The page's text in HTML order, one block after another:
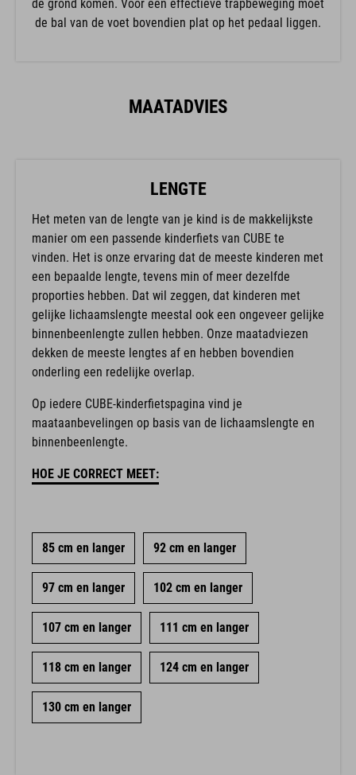
de bal van de voet bovendien plat op het pedaal liggen.
MAATADVIES
LENGTE
Het meten van de lengte van je kind is de makkelijkste
manier om een passende kinderfiets van CUBE te
vinden. Het is onze ervaring dat de meeste kinderen met
een bepaalde lengte, tevens min of meer dezelfde
proporties hebben. Dat wil zeggen, dat kinderen met
gelijke lichaamslengte meestal ook een ongeveer gelijke
binnenbeenlengte zullen hebben. Onze maatadviezen
dekken de meeste lengtes af en hebben bovendien
onderling een redelijke overlap.
Op iedere CUBE-kinderfietspagina vind je
maataanbevelingen op basis van de lichaamslengte en
binnenbeenlengte.
HOE JE CORRECT MEET:
85 cm en langer 92 cm en langer
97 cm en langer 102 cm en langer
107 cm en langer 111 cm en langer
118 cm en langer 124 cm en langer
130 cm en langer